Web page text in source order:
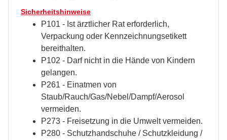
Sicherheitshinweise
P101 - Ist ärztlicher Rat erforderlich,
Verpackung oder Kennzeichnungsetikett
bereithalten.
P102 - Darf nicht in die Hände von Kindern
gelangen.
P261 - Einatmen von
Staub/Rauch/Gas/Nebel/Dampf/Aerosol
vermeiden.
P273 - Freisetzung in die Umwelt vermeiden.
P280 - Schutzhandschuhe / Schutzkleidung /